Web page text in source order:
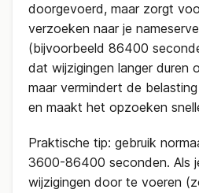
doorgevoerd, maar zorgt
verzoeken naar je
(bijvoorbeeld 86400
dat wijzigingen langer duren
maar vermindert de
en maakt het opzoeken
Praktische tip: gebruik
3600-86400 seconden. Als
wijzigingen door te voeren